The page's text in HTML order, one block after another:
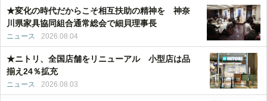
★変化の時代だからこそ相互扶助の精神を 神奈
川県家具協同組合通常総会で細貝理事長
ニュース 2026.08.04
★ニトリ、全国店舗をリニューアル 小型店は品
揃え24％拡充
ニュース 2026.08.03